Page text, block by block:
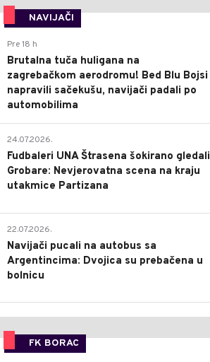
NAVIJAČI
Pre 18 h
Brutalna tuča huligana na
zagrebačkom aerodromu! Bed Blu Bojsi
napravili sačekušu, navijači padali po
automobilima
24.07.2026.
Fudbaleri UNA Štrasena šokirano gledali
Grobare: Nevjerovatna scena na kraju
utakmice Partizana
22.07.2026.
Navijači pucali na autobus sa
Argentincima: Dvojica su prebačena u
bolnicu
FK BORAC